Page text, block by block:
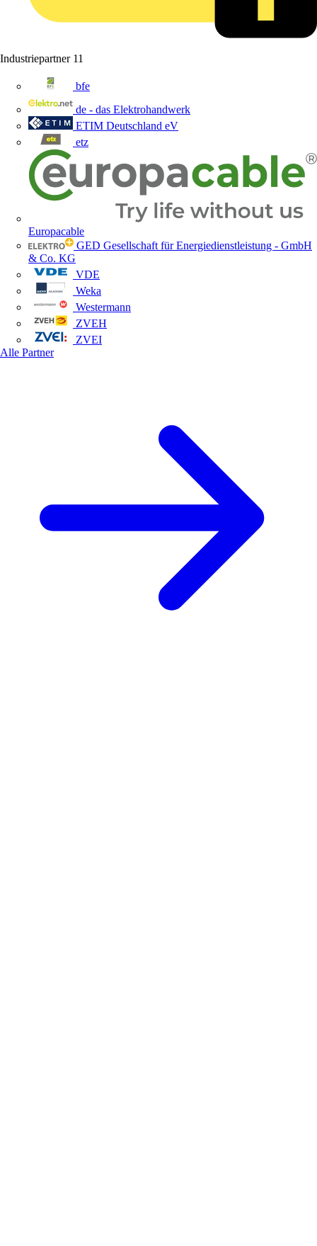
Industriepartner 11
bfe
de - das Elektrohandwerk
ETIM Deutschland eV
etz
Europacable
GED Gesellschaft für Energiedienstleistung - GmbH
& Co. KG
VDE
Weka
Westermann
ZVEH
ZVEI
Alle Partner